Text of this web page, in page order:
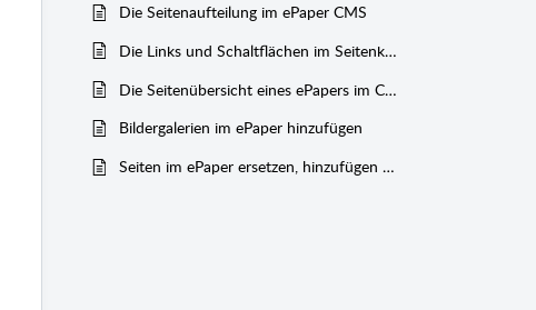
Die Seitenaufteilung im ePaper CMS
Die Links und Schaltflächen im Seitenkopf
Die Seitenübersicht eines ePapers im CMS
Bildergalerien im ePaper hinzufügen
Seiten im ePaper ersetzen, hinzufügen oder löschen